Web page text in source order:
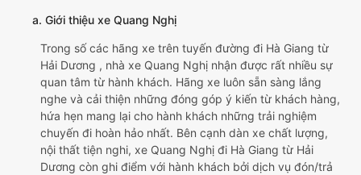
a. Giới thiệu xe Quang Nghị
Trong số các hãng xe trên tuyến đường đi Hà Giang từ
Hải Dương , nhà xe Quang Nghị nhận được rất nhiều sự
quan tâm từ hành khách. Hãng xe luôn sẵn sàng lắng
nghe và cải thiện những đóng góp ý kiến từ khách hàng,
hứa hẹn mang lại cho hành khách những trải nghiệm
chuyến đi hoàn hảo nhất. Bên cạnh dàn xe chất lượng,
nội thất tiện nghi, xe Quang Nghị đi Hà Giang từ Hải
Dương còn ghi điểm với hành khách bởi dịch vụ đón/trả